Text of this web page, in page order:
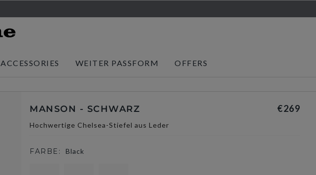
ACCESSORIES WEITER PASSFORM OFFERS
MANSON - SCHWARZ
Hochwertige Chelsea-Stiefel aus Leder
€269
FARBE: Black